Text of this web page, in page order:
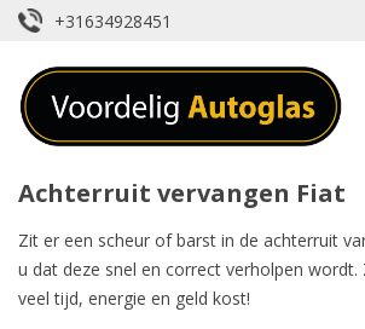
+31634928451
Achterruit vervangen Fiat
Zit er een scheur of barst in de achterruit
u dat deze snel en correct verholpen wordt.
veel tijd, energie en geld kost!